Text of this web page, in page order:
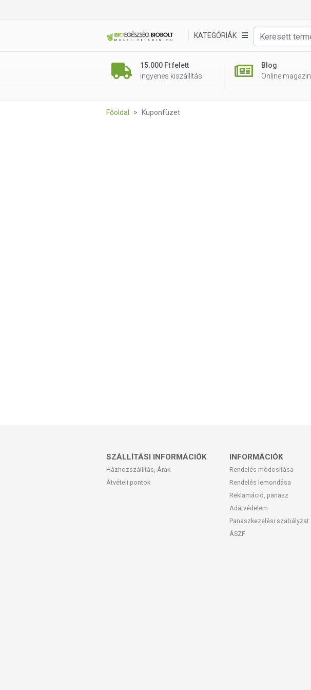
KATEGÓRIÁK
15.000 Ft felett
ingyenes kiszállítás
Blog
Online magazin
Főoldal Kuponfüzet
SZÁLLÍTÁSI INFORMÁCIÓK
Házhozszállítás, Árak
Átvételi pontok
INFORMÁCIÓK
Rendelés módosítása
Rendelés lemondása
Reklamáció, panasz
Adatvédelem
Panaszkezelési szabályzat
ÁSZF